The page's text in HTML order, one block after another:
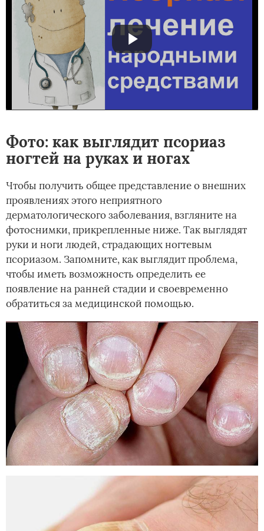
Фото: как выглядит псориаз
ногтей на руках и ногах
Чтобы получить общее представление о внешних
проявлениях этого неприятного
дерматологического заболевания, взгляните на
фотоснимки, прикрепленные ниже. Так выглядят
руки и ноги людей, страдающих ногтевым
псориазом. Запомните, как выглядит проблема,
чтобы иметь возможность определить ее
появление на ранней стадии и своевременно
обратиться за медицинской помощью.